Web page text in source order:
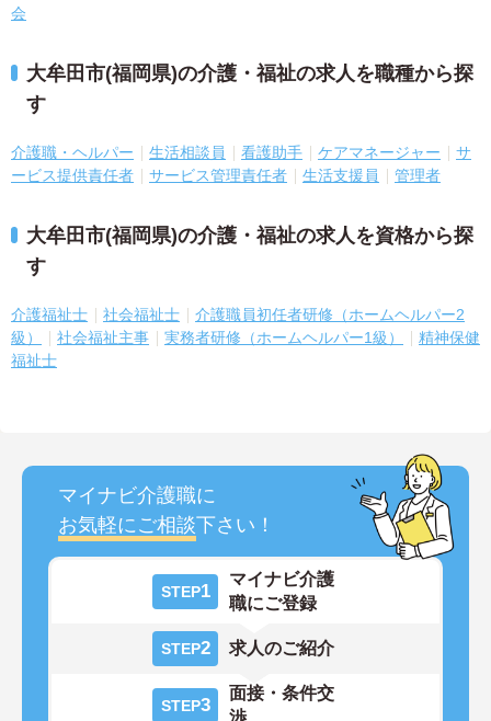
会
大牟田市(福岡県)の介護・福祉の求人を職種から探
す
介護職・ヘルパー 生活相談員 看護助手 ケアマネージャー
サ
ービス提供責任者
サービス管理責任者 生活支援員 管理者
大牟田市(福岡県)の介護・福祉の求人を資格から探
す
介護福祉士 社会福祉士
介護職員初任者研修（ホームヘルパー2
級）
社会福祉主事 実務者研修（ホームヘルパー1級）
精神保健
福祉士
マイナビ介護職に
お気軽にご相談下さい！
STEP1
マイナビ介護
職にご登録
STEP2 求人のご紹介
STEP3
面接・条件交